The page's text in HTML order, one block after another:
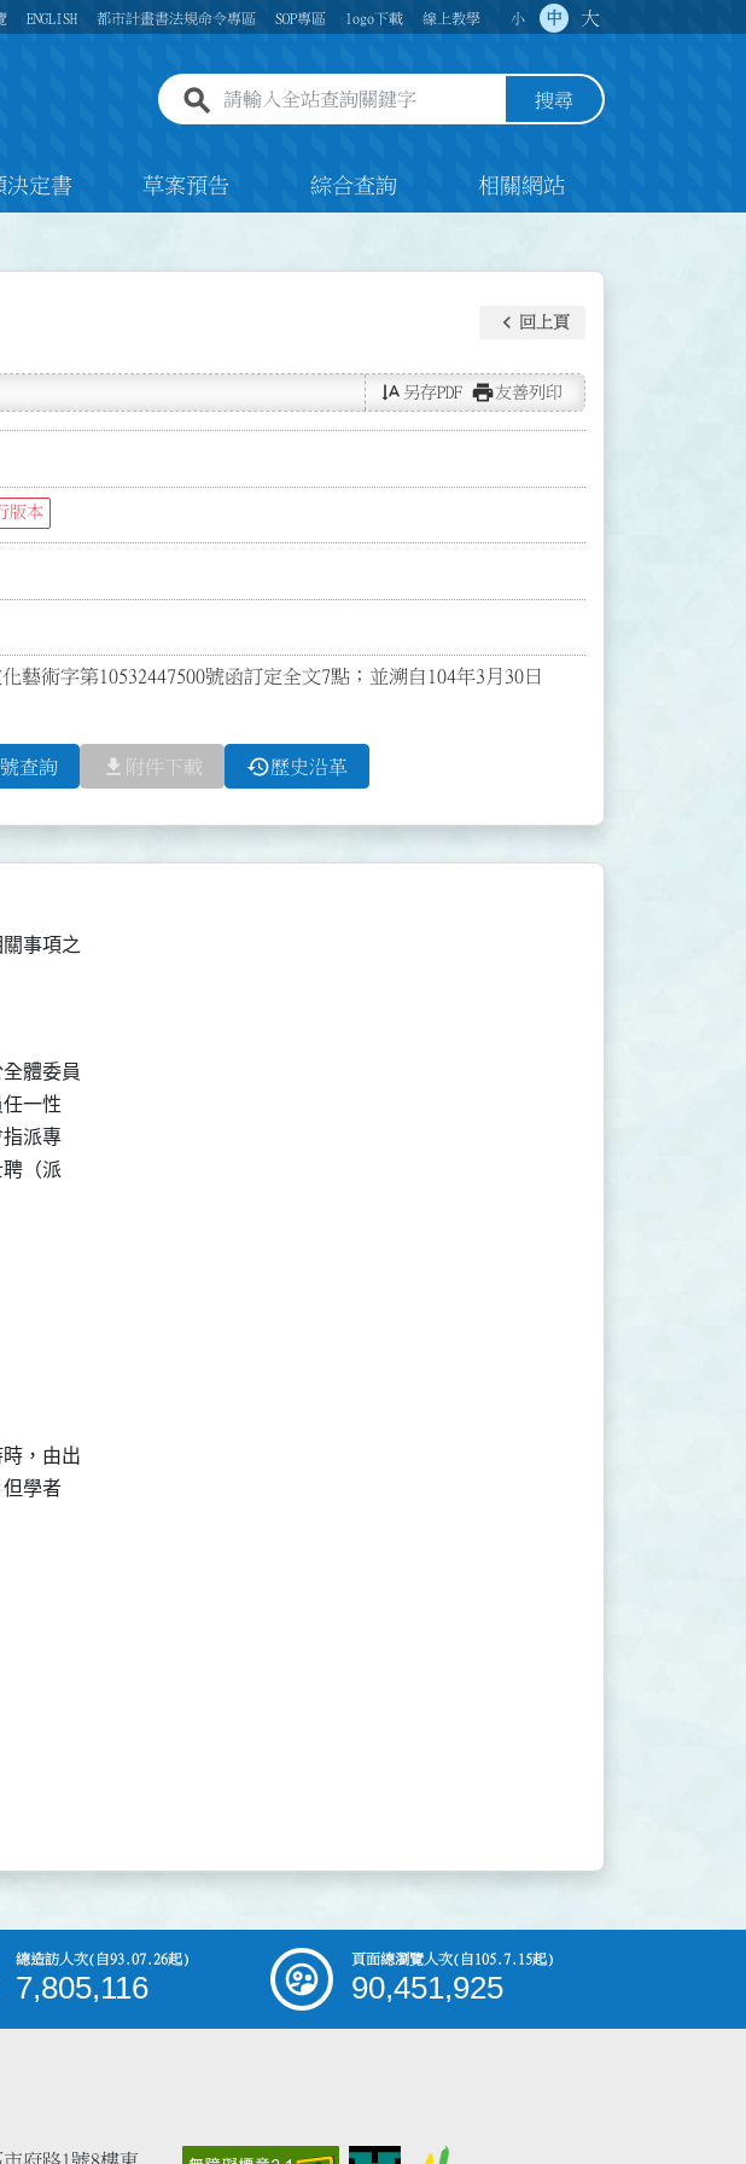
ENGLISH 都市計畫書法規命令專區 SOP專區 logo下載 線上教學 小 中 大
全站查詢關鍵字欄位 搜尋
決定書 草案預告 綜合查詢 相關網站
keyboard_arrow_left 回上頁
text_rotate_vertical 另存PDF print友善列印
版本
藝術字第10532447500號函訂定全文7點；並溯自104年3月30日
查詢 file_download 附件下載 history歷史沿革
事項之
體委員
一性
指派專
（派
，由出
但學者
總造訪人次(自93.07.26起)
7,805,116
頁面總瀏覽人次(自105.7.15起)
90,451,925